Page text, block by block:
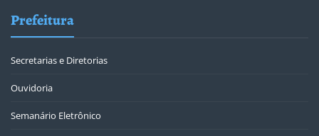
Prefeitura
Secretarias e Diretorias
Ouvidoria
Semanário Eletrônico